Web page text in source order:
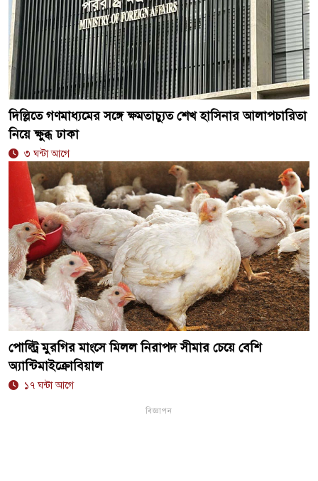
দিল্লিতে গণমাধ্যমের সঙ্গে ক্ষমতাচ্যুত শেখ হাসিনার আলাপচারিতা
নিয়ে ক্ষুব্ধ ঢাকা
৩ ঘন্টা আগে
পোল্ট্রি মুরগির মাংসে মিলল নিরাপদ সীমার চেয়ে বেশি
অ্যান্টিমাইক্রোবিয়াল
১৭ ঘন্টা আগে
বিজ্ঞাপন